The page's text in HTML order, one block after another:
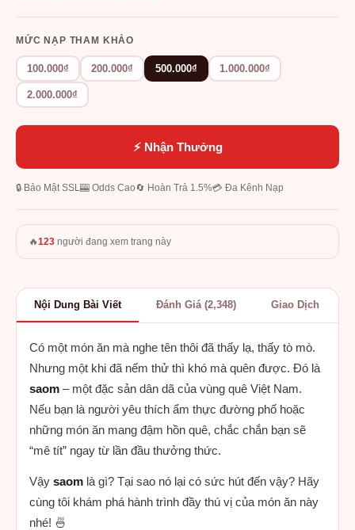
MỨC NẠP THAM KHẢO
100.000₫ 200.000₫ 500.000₫ 1.000.000₫
2.000.000₫
⚡ Nhận Thưởng
🔒 Bảo Mật SSL 🎰 Odds Cao🔄 Hoàn Trả 1.5%💳 Đa Kênh Nạp
🔥123 người đang xem trang này
Nội Dung Bài Viết Đánh Giá (2,348) Giao Dịch
Có một món ăn mà nghe tên thôi đã thấy lạ, thấy tò mò.
Nhưng một khi đã nếm thử thì khó mà quên được. Đó là
saom – một đặc sản dân dã của vùng quê Việt Nam.
Nếu bạn là người yêu thích ẩm thực đường phố hoặc
những món ăn mang đậm hồn quê, chắc chắn bạn sẽ
“mê tít” ngay từ lần đầu thưởng thức.
Vậy saom là gì? Tại sao nó lại có sức hút đến vậy? Hãy
cùng tôi khám phá hành trình đầy thú vị của món ăn này
nhé! 🍜